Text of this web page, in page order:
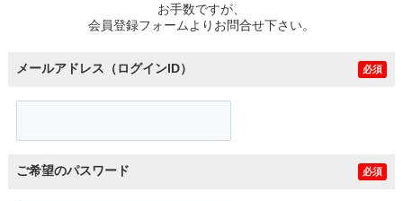
お手数ですが、
会員登録フォームよりお問合せ下さい。
メールアドレス（ログインID） 必須
ご希望のパスワード 必須